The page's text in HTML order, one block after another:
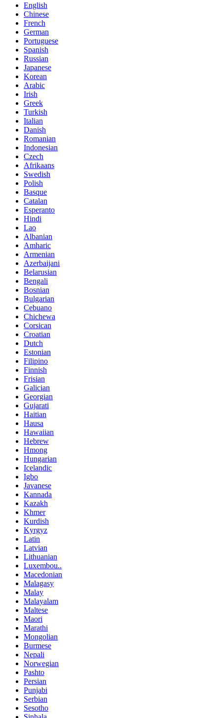
English
Chinese
French
German
Portuguese
Spanish
Russian
Japanese
Korean
Arabic
Irish
Greek
Turkish
Italian
Danish
Romanian
Indonesian
Czech
Afrikaans
Swedish
Polish
Basque
Catalan
Esperanto
Hindi
Lao
Albanian
Amharic
Armenian
Azerbaijani
Belarusian
Bengali
Bosnian
Bulgarian
Cebuano
Chichewa
Corsican
Croatian
Dutch
Estonian
Filipino
Finnish
Frisian
Galician
Georgian
Gujarati
Haitian
Hausa
Hawaiian
Hebrew
Hmong
Hungarian
Icelandic
Igbo
Javanese
Kannada
Kazakh
Khmer
Kurdish
Kyrgyz
Latin
Latvian
Lithuanian
Luxembou..
Macedonian
Malagasy
Malay
Malayalam
Maltese
Maori
Marathi
Mongolian
Burmese
Nepali
Norwegian
Pashto
Persian
Punjabi
Serbian
Sesotho